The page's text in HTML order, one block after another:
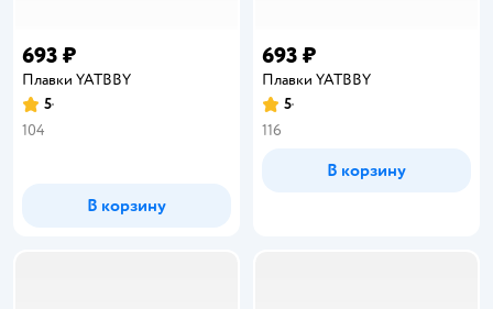
693 ₽
Плавки YATBBY
Рейтинг:
5
104
В корзину
693 ₽
Плавки YATBBY
Рейтинг:
5
116
В корзину